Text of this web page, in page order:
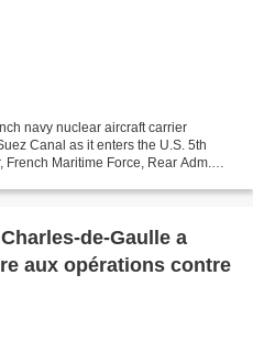
navy nuclear aircraft carrier
Canal as it enters the U.S. 5th
French Maritime Force, Rear Adm.
de-Gaulle a
aux opérations contre